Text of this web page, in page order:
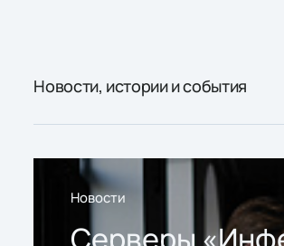
Новости, истории и события
Новости